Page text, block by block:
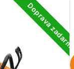
Doprava zadarmo